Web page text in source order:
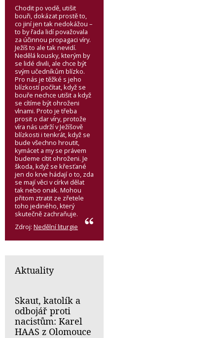
Chodit po vodě, utišit
bouři, dokázat prostě to,
co jiní jen tak nedokážou –
to by řada lidí považovala
za účinnou propagaci víry.
Ježíš to ale tak nevidí.
Nedělá kousky, kterým by
se lidé divili, ale chce být
svým učedníkům blízko.
Pro nás je těžké s jeho
blízkostí počítat, když se
bouře nechce utišit a když
se cítíme být ohroženi
vlnami. Proto je třeba
prosit o dar víry, protože
víra nás udrží v Ježíšově
blízkosti i tenkrát, když se
bude všechno hroutit,
kymácet a my se právem
budeme cítit ohroženi. Je
škoda, když se křesťané
jen do krve hádají o to, zda
se mají věci v církvi dělat
tak nebo onak. Mohou
přitom ztratit ze zřetele
toho jediného, který
skutečně zachraňuje.
Zdroj: Nedělní liturgie
Aktuality
Skaut, katolík a
odbojář proti
nacistům: Karel
HAAS z Olomouce